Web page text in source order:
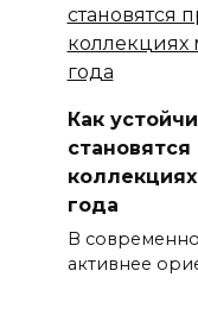
Как
года
В
активнее